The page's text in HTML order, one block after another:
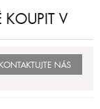
KOUPIT V
KONTAKTUJTE NÁS